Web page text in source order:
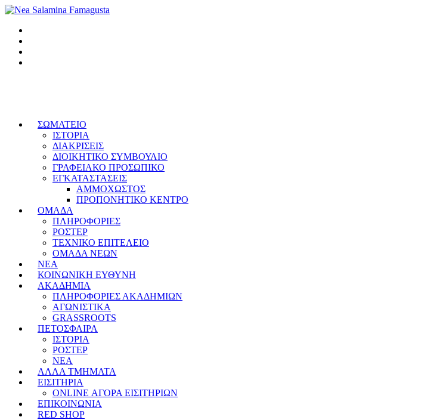
ΣΩΜΑΤΕΙΟ
ΙΣΤΟΡΙΑ
ΔΙΑΚΡΙΣΕΙΣ
ΔΙΟΙΚΗΤΙΚΟ ΣΥΜΒΟΥΛΙΟ
ΓΡΑΦΕΙΑΚΟ ΠΡΟΣΩΠΙΚΟ
ΕΓΚΑΤΑΣΤΑΣΕΙΣ
ΑΜΜΟΧΩΣΤΟΣ
ΠΡΟΠΟΝΗΤΙΚΟ ΚΕΝΤΡΟ
ΟΜΑΔΑ
ΠΛΗΡΟΦΟΡΙΕΣ
ΡΟΣΤΕΡ
ΤΕΧΝΙΚΟ ΕΠΙΤΕΛΕΙΟ
ΟΜΑΔΑ ΝΕΩΝ
ΝΕΑ
ΚΟΙΝΩΝΙΚΗ ΕΥΘΥΝΗ
ΑΚΑΔΗΜΙΑ
ΠΛΗΡΟΦΟΡΙΕΣ ΑΚΑΔΗΜΙΩΝ
ΑΓΩΝΙΣΤΙΚΑ
GRASSROOTS
ΠΕΤΟΣΦΑΙΡΑ
ΙΣΤΟΡΙΑ
ΡΟΣΤΕΡ
ΝΕΑ
ΑΛΛΑ ΤΜΗΜΑΤΑ
ΕΙΣΙΤΗΡΙΑ
ONLINE ΑΓΟΡΑ ΕΙΣΙΤΗΡΙΩΝ
ΕΠΙΚΟΙΝΩΝΙΑ
RED SHOP